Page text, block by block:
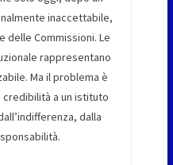
inaccettabile,
delle Commissioni. Le
rappresentano
Ma il problema è
a un istituto
dalla